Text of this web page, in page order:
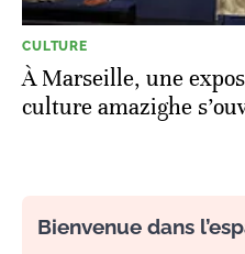
CULTURE
À Marseille, une
culture amazighe
Bienvenue dans